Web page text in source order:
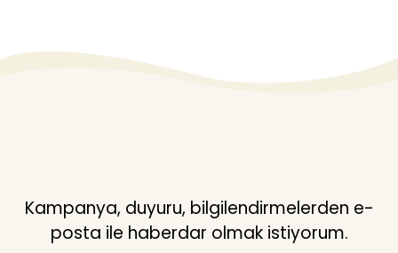
Kampanya, duyuru, bilgilendirmelerden e-
posta ile haberdar olmak istiyorum.